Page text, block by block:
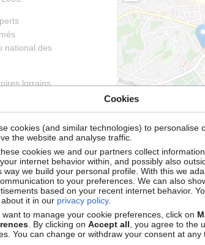
Leaflet| ©
national des
lorrains
dans la
articulé en
et
et
,SH4 L'esprit
du passé
Cookies
cookies (and similar technologies) to personalise
the website and analyse traffic.
cookies we and our partners collect
internet behavior within, and possibly also
way we build your personal profile. With this we
to your preferences. We can also
based on your recent internet behavior.
it in our privacy policy.
want to manage your cookie preferences, click on
. By clicking on Accept all , you agree to the
You can change or withdraw your consent at any